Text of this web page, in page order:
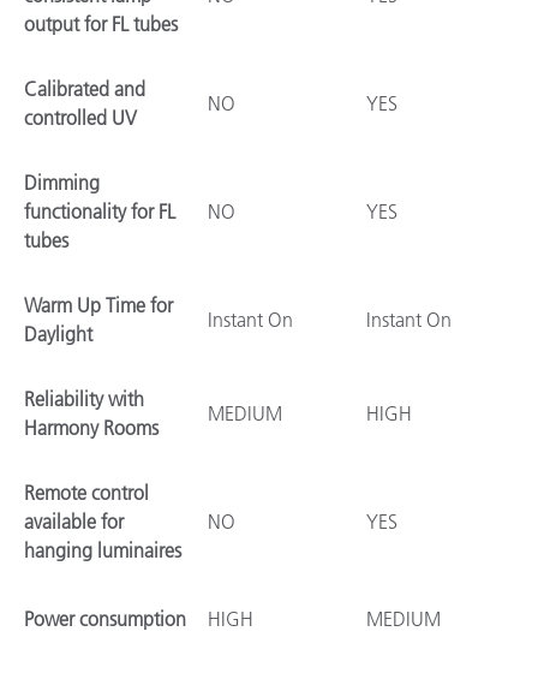
output for FL tubes
Calibrated and
controlled UV
NO YES
Dimming
functionality for FL
tubes
NO YES
Warm Up Time for
Daylight
Instant On Instant On
Reliability with
Harmony Rooms
MEDIUM HIGH
Remote control
available for
hanging luminaires
NO YES
Power consumption HIGH MEDIUM